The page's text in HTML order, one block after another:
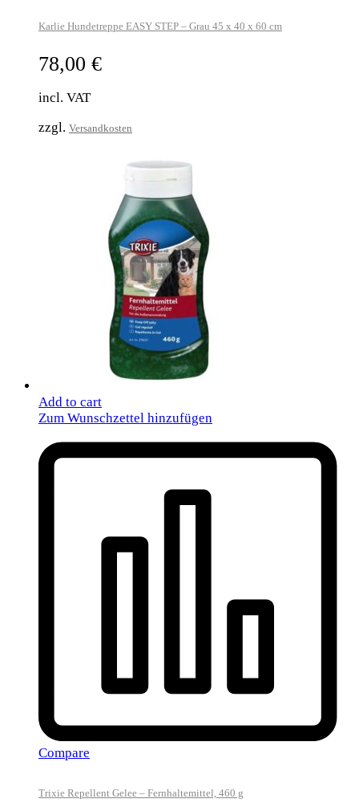
Karlie Hundetreppe EASY STEP – Grau 45 x 40 x 60 cm
78,00 €
incl. VAT
zzgl. Versandkosten
Add to cart
Zum Wunschzettel hinzufügen
Compare
Trixie Repellent Gelee – Fernhaltemittel, 460 g